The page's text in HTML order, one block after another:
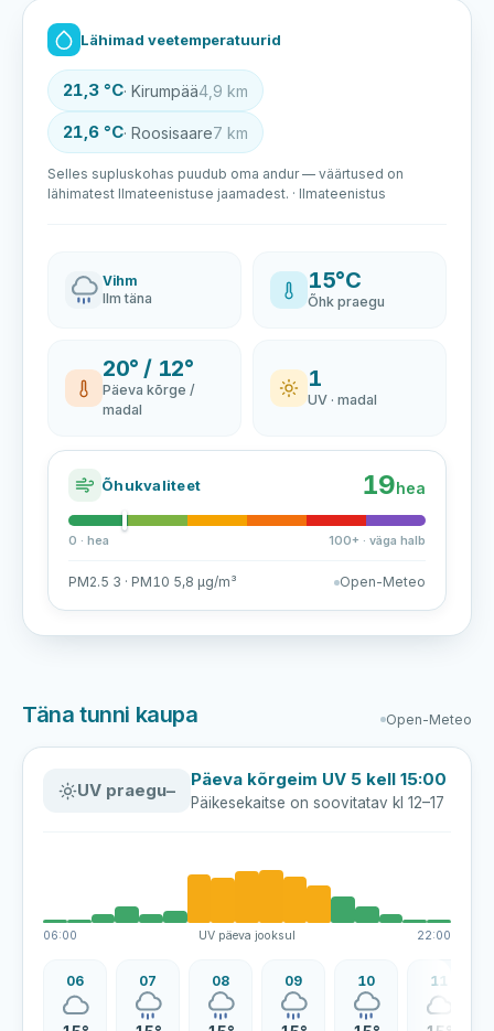
Lähimad veetemperatuurid
21,3 °C· Kirumpää4,9 km
21,6 °C· Roosisaare7 km
Selles supluskohas puudub oma andur — väärtused on
lähimatest Ilmateenistuse jaamadest. · Ilmateenistus
Vihm
Ilm täna
15°C
Õhk praegu
20° / 12°
Päeva kõrge /
madal
1
UV · madal
Õhukvaliteet 19hea
0 · hea 100+ · väga halb
PM2.5 3 · PM10 5,8 µg/m³ Open-Meteo
Täna tunni kaupa Open-Meteo
UV praegu–
Päeva kõrgeim UV 5 kell 15:00
Päikesekaitse on soovitatav kl 12–17
06:00 UV päeva jooksul 22:00
06 07 08 09 10 11